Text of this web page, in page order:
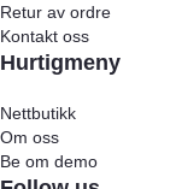
Retur av ordre
Kontakt oss
Hurtigmeny
Nettbutikk
Om oss
Be om demo